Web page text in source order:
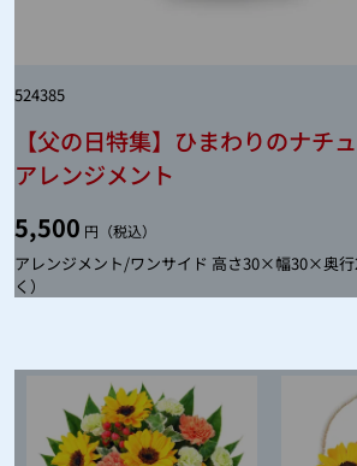
524385
【父の日特集】ひまわりのナチ
アレンジメント
5,500 円（税込）
アレンジメント/ワンサイド 高さ30×幅30×奥
く）